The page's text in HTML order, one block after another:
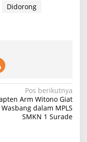
Didorong
Pos berikutnya
Arm Witono Giat
Wasbang dalam MPLS
SMKN 1 Surade